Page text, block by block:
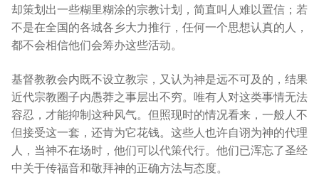
却策划出一些糊里糊涂的宗教计划，简直叫人难以置信；若
不是在全国的各城各乡大力推行，任何一个思想认真的人，
都不会相信他们会筹办这些活动。
基督教教会内既不设立教宗，又认为神是远不可及的，结果
近代宗教圈子内愚莽之事层出不穷。唯有人对这类事情无法
容忍，才能抑制这种风气。但照现时的情况看来，一般人不
但接受这一套，还肯为它花钱。这些人也许自诩为神的代理
人，当神不在场时，他们可以代策代行。他们已浑忘了圣经
中关于传福音和敬拜神的正确方法与态度。